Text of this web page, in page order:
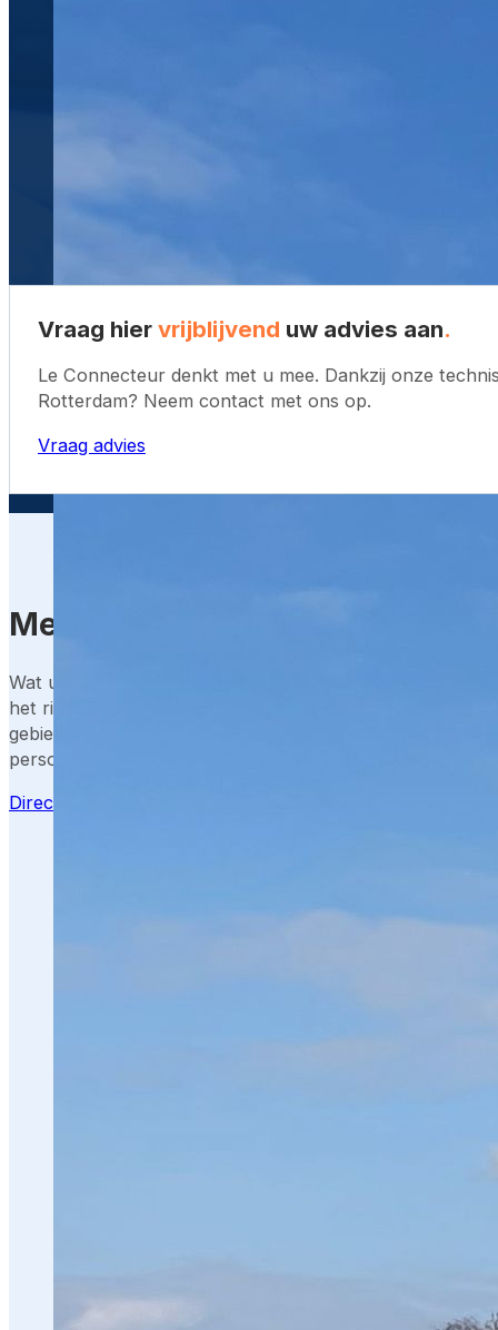
Vraag hier vrijblijvend uw advies aan.
Le Connecteur denkt met u mee. Dankzij onze
Rotterdam? Neem contact met ons op.
Vraag advies
Meer weten over de kosten?
Wat u betaalt voor de beveiliging van een zonnepark is
het risico, de kwetsbaarheid van de installatie en uw
gebied van toezicht en technologie. Onze specialisten
persoonlijk advies. Klik op de knop en stel uw vraag.
Direct contact opnemen